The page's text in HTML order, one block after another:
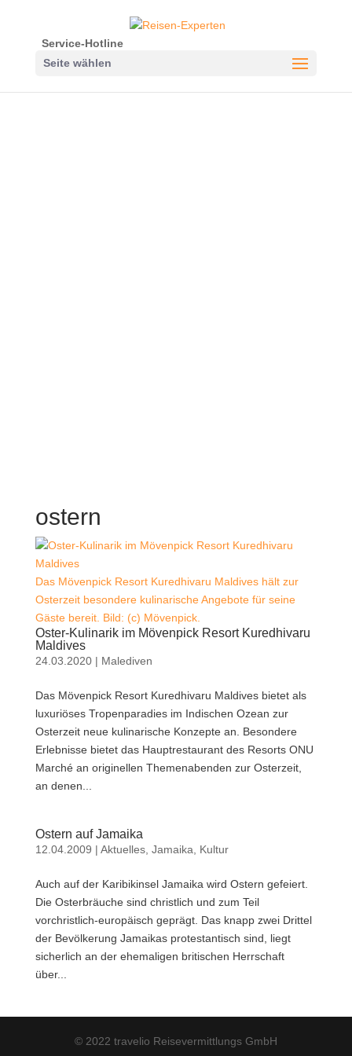
Service-Hotline
Seite wählen
ostern
Das Mövenpick Resort Kuredhivaru Maldives hält zur
Osterzeit besondere kulinarische Angebote für seine
Gäste bereit. Bild: (c) Mövenpick.
Oster-Kulinarik im Mövenpick Resort Kuredhivaru
Maldives
24.03.2020| Malediven
Das Mövenpick Resort Kuredhivaru Maldives bietet als
luxuriöses Tropenparadies im Indischen Ozean zur
Osterzeit neue kulinarische Konzepte an. Besondere
Erlebnisse bietet das Hauptrestaurant des Resorts ONU
Marché an originellen Themenabenden zur Osterzeit,
an denen...
Ostern auf Jamaika
12.04.2009 | Aktuelles, Jamaika Kultur
Auch auf der Karibikinsel Jamaika wird Ostern gefeiert.
Die Osterbräuche sind christlich und zum Teil
vorchristlich-europäisch geprägt. Das knapp zwei Drittel
der Bevölkerung Jamaikas protestantisch sind, liegt
sicherlich an der ehemaligen britischen Herrschaft
über...
© 2022 travelio Reisevermittlungs GmbH